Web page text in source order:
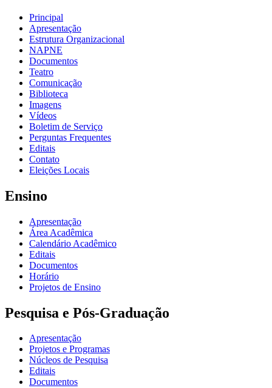
Principal
Apresentação
Estrutura Organizacional
NAPNE
Documentos
Teatro
Comunicação
Biblioteca
Imagens
Vídeos
Boletim de Serviço
Perguntas Frequentes
Editais
Contato
Eleições Locais
Ensino
Apresentação
Área Acadêmica
Calendário Acadêmico
Editais
Documentos
Horário
Projetos de Ensino
Pesquisa e Pós-Graduação
Apresentação
Projetos e Programas
Núcleos de Pesquisa
Editais
Documentos